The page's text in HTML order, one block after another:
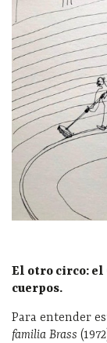
El otro circo: el
cuerpos.
Para entender
familia Brass